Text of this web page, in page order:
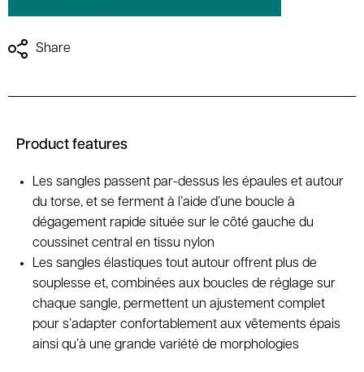
Share
Product features
Les sangles passent par-dessus les épaules et autour
du torse, et se ferment à l’aide d’une boucle à
dégagement rapide située sur le côté gauche du
coussinet central en tissu nylon
Les sangles élastiques tout autour offrent plus de
souplesse et, combinées aux boucles de réglage sur
chaque sangle, permettent un ajustement complet
pour s’adapter confortablement aux vêtements épais
ainsi qu’à une grande variété de morphologies